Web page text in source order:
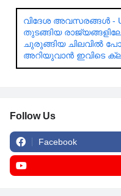
വിദേശ അവസരങ്ങൾ -
തുടങ്ങിയ
ചുരുങ്ങിയ ചിലവിൽ
അറിയുവാൻ ഇവിടെ
Follow Us
Facebook